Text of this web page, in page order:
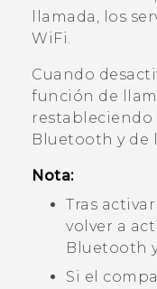
Dispositivos y
Iniciar sesión
llamada, los
WiFi.
Cuando
función de
restableciendo
Bluetooth y de
Nota:
Tras
volver a
Bluetooth
Si el